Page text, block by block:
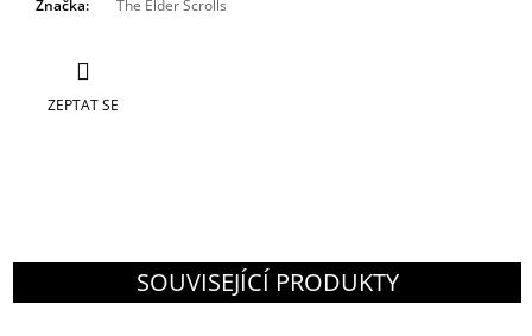
Značka: The Elder Scrolls
ZEPTAT SE
SOUVISEJÍCÍ PRODUKTY